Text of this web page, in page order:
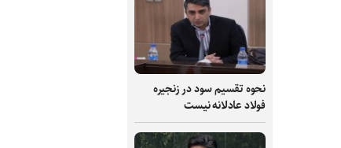
نحوه تقسیم سود در زنجیره
فولاد عادلانه نیست